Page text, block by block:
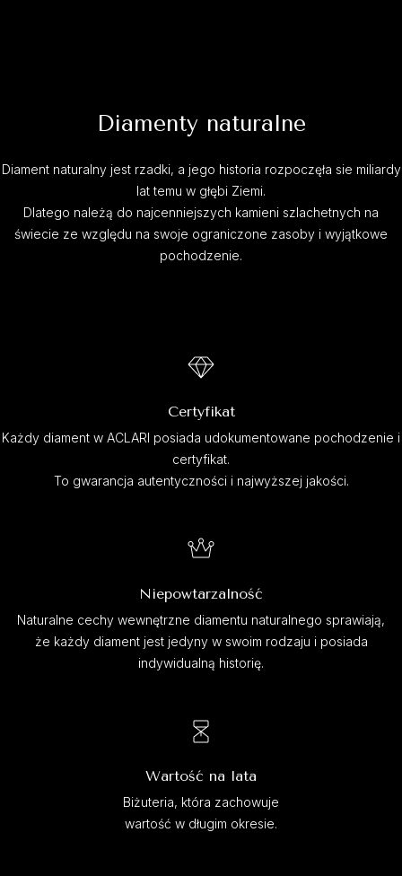
Diamenty naturalne
Diament naturalny jest rzadki, a jego historia rozpoczęła sie miliardy
lat temu w głębi Ziemi.
Dlatego należą do najcenniejszych kamieni szlachetnych na
świecie ze względu na swoje ograniczone zasoby i wyjątkowe
pochodzenie.
Certyfikat
Każdy diament w ACLARI posiada udokumentowane pochodzenie i
certyfikat.
To gwarancja autentyczności i najwyższej jakości.
Niepowtarzalność
Naturalne cechy wewnętrzne diamentu naturalnego sprawiają,
że każdy diament jest jedyny w swoim rodzaju i posiada
indywidualną historię.
Wartość na lata
Biżuteria, która zachowuje
wartość w długim okresie.